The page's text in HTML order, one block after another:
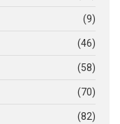
(9)
(46)
(58)
(70)
(82)